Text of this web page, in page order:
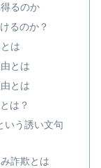
るのか
るのか？
は
とは
とは
は？
いう誘い文句
詐欺とは